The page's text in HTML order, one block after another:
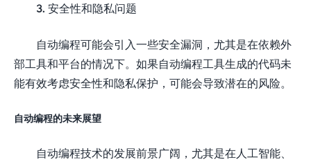
3. 安全性和隐私问题
自动编程可能会引入一些安全漏洞，尤其是在依赖外
部工具和平台的情况下。如果自动编程工具生成的代码未
能有效考虑安全性和隐私保护，可能会导致潜在的风险。
自动编程的未来展望
自动编程技术的发展前景广阔，尤其是在人工智能、